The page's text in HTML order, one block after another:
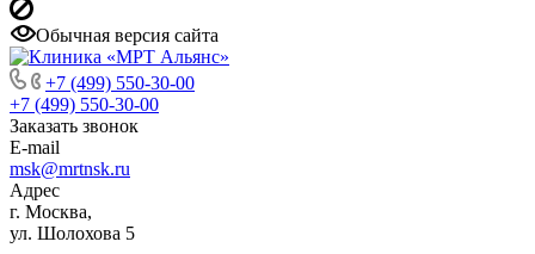
Обычная версия сайта
+7 (499) 550-30-00
+7 (499) 550-30-00
Заказать звонок
E-mail
msk@mrtnsk.ru
Адрес
г. Москва,
ул. Шолохова 5